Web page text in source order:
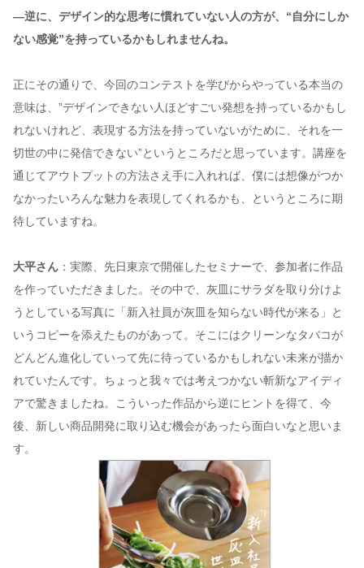
—逆に、デザイン的な思考に慣れていない人の方が、“自分にしか
ない感覚”を持っているかもしれませんね。
正にその通りで、今回のコンテストを学びからやっている本当の
意味は、”デザインできない人ほどすごい発想を持っているかもし
れないけれど、表現する方法を持っていないがために、それを一
切世の中に発信できない”というところだと思っています。講座を
通じてアウトプットの方法さえ手に入れれば、僕には想像がつか
なかったいろんな魅力を表現してくれるかも、というところに期
待していますね。
大平さん ：実際、先日東京で開催したセミナーで、参加者に作品
を作っていただきました。その中で、灰皿にサラダを取り分けよ
うとしている写真に「新入社員が灰皿を知らない時代が来る」と
いうコピーを添えたものがあって。そこにはクリーンなタバコが
どんどん進化していって先に待っているかもしれない未来が描か
れていたんです。ちょっと我々では考えつかない斬新なアイディ
アで驚きましたね。こういった作品から逆にヒントを得て、今
後、新しい商品開発に取り込む機会があったら面白いなと思いま
す。